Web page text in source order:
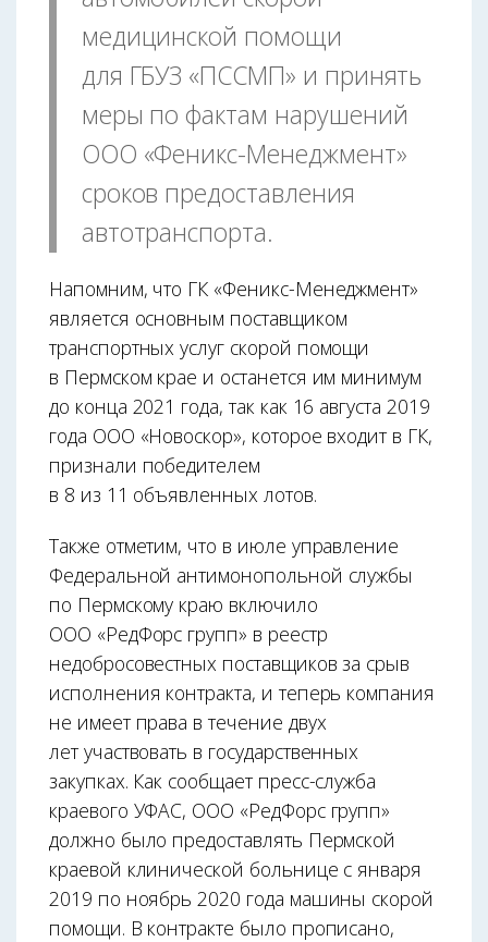
медицинской помощи
для ГБУЗ «ПССМП» и принять
меры по фактам нарушений
ООО «Феникс-Менеджмент»
сроков предоставления
автотранспорта.
Напомним, что ГК «Феникс-Менеджмент»
является основным поставщиком
транспортных услуг скорой помощи
в Пермском крае и останется им минимум
до конца 2021 года, так как 16 августа 2019
года ООО «Новоскор», которое входит в ГК,
признали победителем
в 8 из 11 объявленных лотов.
Также отметим, что в июле управление
Федеральной антимонопольной службы
по Пермскому краю включило
ООО «РедФорс групп» в реестр
недобросовестных поставщиков за срыв
исполнения контракта, и теперь компания
не имеет права в течение двух
лет участвовать в государственных
закупках. Как сообщает пресс-служба
краевого УФАС, ООО «РедФорс групп»
должно было предоставлять Пермской
краевой клинической больнице с января
2019 по ноябрь 2020 года машины скорой
помощи. В контракте было прописано,